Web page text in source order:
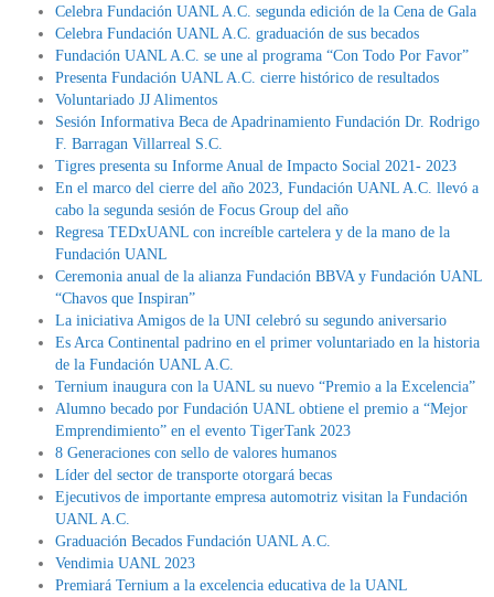
Celebra Fundación UANL A.C. segunda edición de la Cena de Gala
Celebra Fundación UANL A.C. graduación de sus becados
Fundación UANL A.C. se une al programa “Con Todo Por Favor”
Presenta Fundación UANL A.C. cierre histórico de resultados
Voluntariado JJ Alimentos
Sesión Informativa Beca de Apadrinamiento Fundación Dr. Rodrigo
F. Barragan Villarreal S.C.
Tigres presenta su Informe Anual de Impacto Social 2021- 2023
En el marco del cierre del año 2023, Fundación UANL A.C. llevó a
cabo la segunda sesión de Focus Group del año
Regresa TEDxUANL con increíble cartelera y de la mano de la
Fundación UANL
Ceremonia anual de la alianza Fundación BBVA y Fundación UANL
“Chavos que Inspiran”
La iniciativa Amigos de la UNI celebró su segundo aniversario
Es Arca Continental padrino en el primer voluntariado en la historia
de la Fundación UANL A.C.
Ternium inaugura con la UANL su nuevo “Premio a la Excelencia”
Alumno becado por Fundación UANL obtiene el premio a “Mejor
Emprendimiento” en el evento TigerTank 2023
8 Generaciones con sello de valores humanos
Líder del sector de transporte otorgará becas
Ejecutivos de importante empresa automotriz visitan la Fundación
UANL A.C.
Graduación Becados Fundación UANL A.C.
Vendimia UANL 2023
Premiará Ternium a la excelencia educativa de la UANL